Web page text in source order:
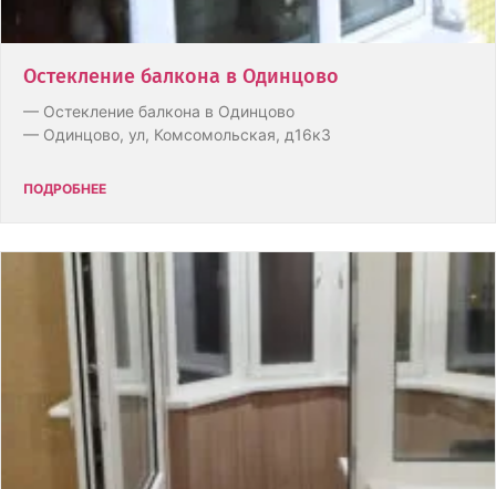
Остекление балкона в Одинцово
— Остекление балкона в Одинцово
— Одинцово, ул, Комсомольская, д16к3
ПОДРОБНЕЕ